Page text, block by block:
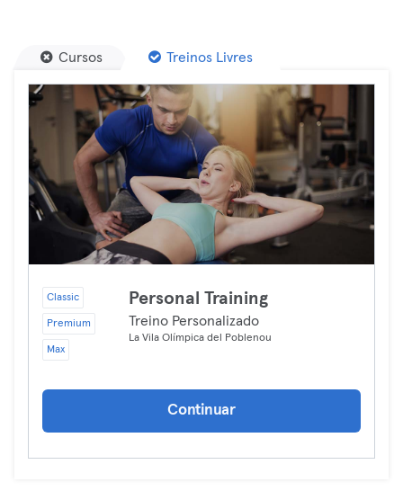
Cursos Treinos Livres
Classic
Premium
Max
Personal Training
Treino Personalizado
La Vila Olímpica del Poblenou
Continuar